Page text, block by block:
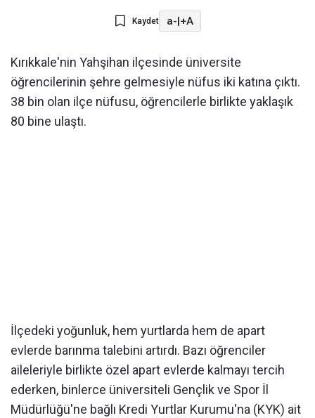
Kaydet a-|+A
Kırıkkale'nin Yahşihan ilçesinde üniversite
öğrencilerinin şehre gelmesiyle nüfus iki katına çıktı.
38 bin olan ilçe nüfusu, öğrencilerle birlikte yaklaşık
80 bine ulaştı.
İlçedeki yoğunluk, hem yurtlarda hem de apart
evlerde barınma talebini artırdı. Bazı öğrenciler
aileleriyle birlikte özel apart evlerde kalmayı tercih
ederken, binlerce üniversiteli Gençlik ve Spor İl
Müdürlüğü'ne bağlı Kredi Yurtlar Kurumu'na (KYK) ait